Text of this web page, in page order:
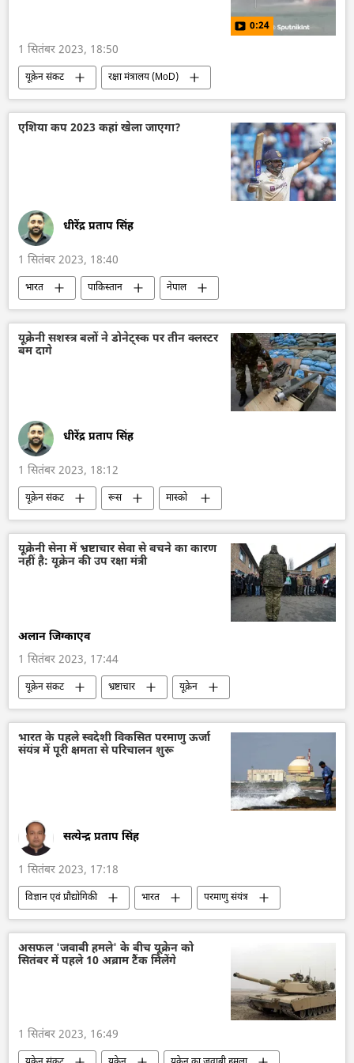
0:24
1 सितंबर 2023, 18:50
यूक्रेन संकट
रक्षा मंत्रालय (MoD)
तकनीकी विकास
यूक्रेन
यूक्रेन सशस्त्र बल
यूक्रेन का जवाबी हमला
रूस
रूसी सेना
एशिया कप 2023 कहां खेला जाएगा?
धीरेंद्र प्रताप सिंह
1 सितंबर 2023, 18:40
भारत पाकिस्तान
नेपाल
श्रीलंका
क्रिकेट
भारतीय क्रिकेट टीम
पाकिस्तान क्रिकेट टीम
खेल
अफगानिस्तान
अफ़ग़ानिस्तान
एशिया कप 2023
यूक्रेनी सशस्त्र बलों ने डोनेट्स्क पर तीन क्लस्टर
बम दागे
धीरेंद्र प्रताप सिंह
1 सितंबर 2023, 18:12
यूक्रेन संकट रूस
मास्को
विशेष सैन्य अभियान
यूक्रेन
यूक्रेन सशस्त्र बल
कीव
डोनेट्स्क पीपुल्स रिपब्लिक
हथियारों की आपूर्ति
यूक्रेनी सेना में भ्रष्टाचार सेवा से बचने का कारण
नहीं है: यूक्रेन की उप रक्षा मंत्री
अलान जिग्काएव
1 सितंबर 2023, 17:44
यूक्रेन संकट भ्रष्टाचार
यूक्रेन
यूक्रेन सशस्त्र बल
यूक्रेन की सुरक्षा सेवा (SBU)
यूक्रेन का जवाबी हमला
सैन्य सहायता
वोलोडिमिर ज़ेलेंस्की
भारत के पहले स्वदेशी विकसित परमाणु ऊर्जा
संयंत्र में पूरी क्षमता से परिचालन शुरू
सत्येन्द्र प्रताप सिंह
1 सितंबर 2023, 17:18
विज्ञान एवं प्रौद्योगिकी भारत
परमाणु संयंत्र
परमाणु ऊर्जा
हरित ऊर्जा
ऊर्जा क्षेत्र
हरियाणा
मध्य प्रदेश
राजस्थान
नाभिकीय शक्ति संयंत्र
असफल 'जवाबी हमले' के बीच यूक्रेन को
सितंबर में पहले 10 अब्राम टैंक मिलेंगे
1 सितंबर 2023, 16:49